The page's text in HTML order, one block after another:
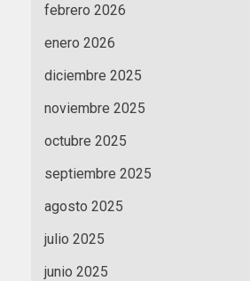
febrero 2026
enero 2026
diciembre 2025
noviembre 2025
octubre 2025
septiembre 2025
agosto 2025
julio 2025
junio 2025